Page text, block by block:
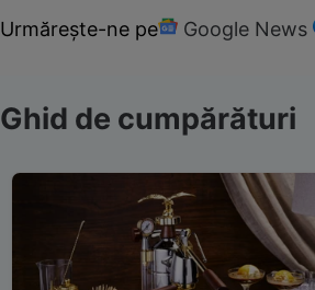
Urmărește-ne pe Google News
Ghid de cumpărături